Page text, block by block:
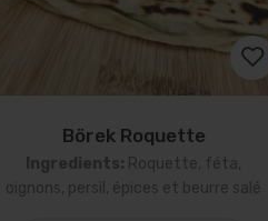
à la
Börek Roquette
Ingredients: Roquette, féta,
oignons, persil, épices et beurre salé